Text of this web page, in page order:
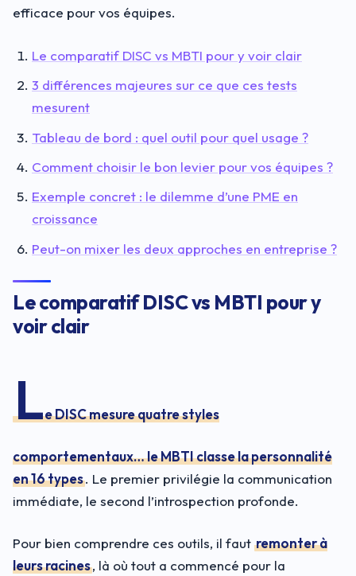
efficace pour vos équipes.
Le comparatif DISC vs MBTI pour y voir clair
3 différences majeures sur ce que ces tests
mesurent
Tableau de bord : quel outil pour quel usage ?
Comment choisir le bon levier pour vos équipes ?
Exemple concret : le dilemme d’une PME en
croissance
Peut-on mixer les deux approches en entreprise ?
Le comparatif DISC vs MBTI pour y
voir clair
Le DISC mesure quatre styles
comportementaux… le MBTI classe la personnalité
en 16 types. Le premier privilégie la communication
immédiate, le second l’introspection profonde.
Pour bien comprendre ces outils, il faut remonter à
leurs racines, là où tout a commencé pour la